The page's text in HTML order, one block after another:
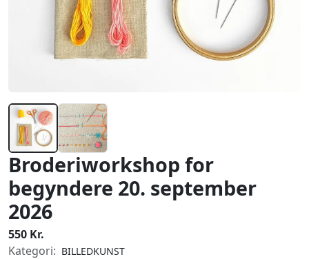
Broderiworkshop for
begyndere 20. september
2026
550 Kr.
Kategori: BILLEDKUNST